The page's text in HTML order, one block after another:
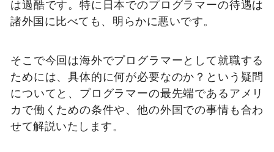
は過酷です。特に日本でのプログラマーの待遇は
諸外国に比べても、明らかに悪いです。
そこで今回は海外でプログラマーとして就職する
ためには、具体的に何が必要なのか？という疑問
についてと、プログラマーの最先端であるアメリ
カで働くための条件や、他の外国での事情も合わ
せて解説いたします。